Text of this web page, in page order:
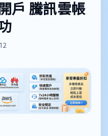
戶 騰訊雲帳